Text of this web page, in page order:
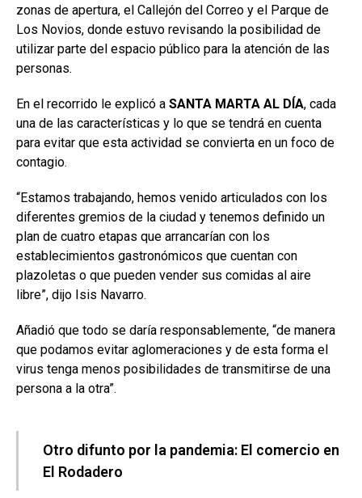
zonas de apertura, el Callejón del Correo y el Parque de
Los Novios, donde estuvo revisando la posibilidad de
utilizar parte del espacio público para la atención de las
personas.
En el recorrido le explicó a SANTA MARTA AL DÍA, cada
una de las características y lo que se tendrá en cuenta
para evitar que esta actividad se convierta en un foco de
contagio.
“Estamos trabajando, hemos venido articulados con los
diferentes gremios de la ciudad y tenemos definido un
plan de cuatro etapas que arrancarían con los
establecimientos gastronómicos que cuentan con
plazoletas o que pueden vender sus comidas al aire
libre”, dijo Isis Navarro.
Añadió que todo se daría responsablemente, “de manera
que podamos evitar aglomeraciones y de esta forma el
virus tenga menos posibilidades de transmitirse de una
persona a la otra”.
Otro difunto por la pandemia: El comercio en
El Rodadero